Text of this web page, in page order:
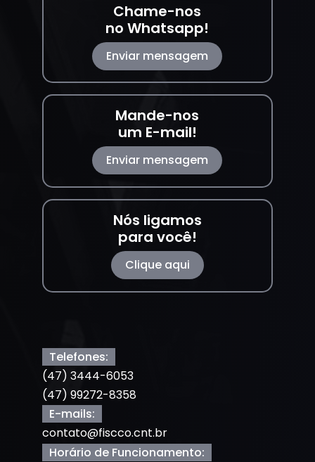
Chame-nos
no Whatsapp!
Enviar mensagem
Mande-nos
um E-mail!
Enviar mensagem
Nós ligamos
para você!
Clique aqui
Telefones:
(47) 3444-6053
(47) 99272-8358
E-mails:
contato@fiscco.cnt.br
Horário de Funcionamento: